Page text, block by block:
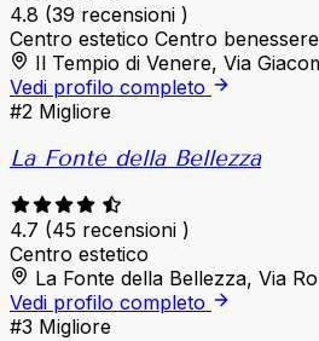
4.8 (39 recensioni )
Centro estetico Centro
Il Tempio di Venere, Via
Vedi profilo completo
#2 Migliore
La Fonte della Bellezza
4.7 (45 recensioni )
Centro estetico
La Fonte della Bellezza, Via
Vedi profilo completo
#3 Migliore